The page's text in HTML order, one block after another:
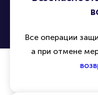
Все операции
а при отмене